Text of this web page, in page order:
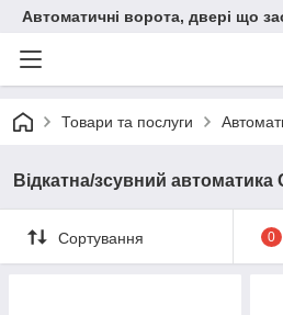
Автоматичні ворота, двері що
Товари та послуги
Відкатна/зсувний автоматика
Сортування 0